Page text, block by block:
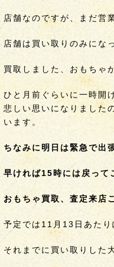
店舗なのですが、まだ営
店舗は買い取りのみにな
買取しました、おもちゃ
ひと月前ぐらいに一時開
悲しい思いになりました
います。
ちなみに明日は緊急で出
早ければ15時には戻って
おもちゃ買取、査定来店
予定では11月13日あたり
それまでに買い取りした